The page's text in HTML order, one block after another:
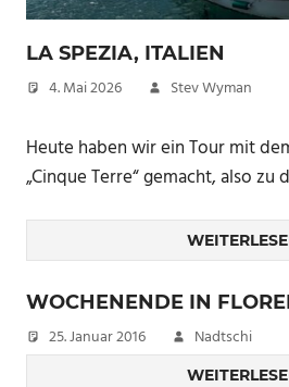
LA SPEZIA, ITALIEN
4. Mai 2026 Stev Wyman
Heute haben wir ein Tour mit
„Cinque Terre“ gemacht, also
WOCHENENDE IN
25. Januar 2016 Nadtschi